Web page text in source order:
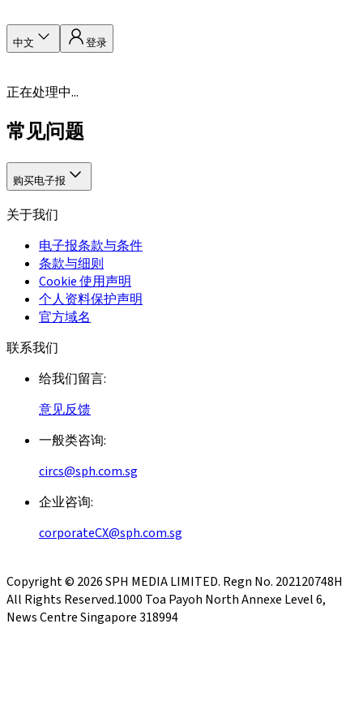
中文 登录
正在处理中...
常见问题
购买电子报
关于我们
电子报条款与条件
条款与细则
Cookie 使用声明
个人资料保护声明
官方域名
联系我们
给我们留言:
意见反馈
一般类咨询:
circs@sph.com.sg
企业咨询:
corporateCX@sph.com.sg
Copyright © 2026SPH MEDIA LIMITED. Regn No. 202120748H
All Rights Reserved.1000 Toa Payoh North Annexe Level 6,
News Centre Singapore 318994